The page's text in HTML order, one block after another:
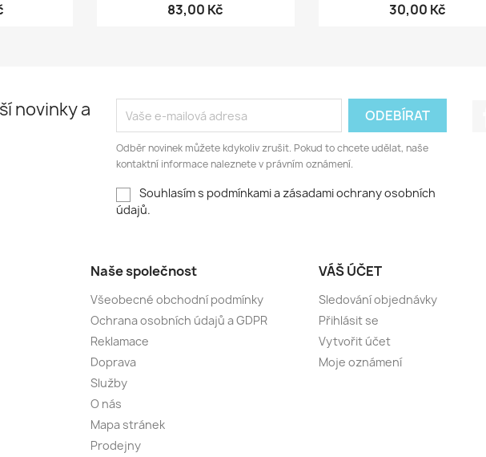
83,00 Kč 30,00 Kč
novinky a
Odběr novinek můžete kdykoliv zrušit. Pokud to chcete udělat, naše
kontaktní informace naleznete v právním oznámení.
Souhlasím s podmínkami a zásadami ochrany osobních
údajů.
Naše společnost
Všeobecné obchodní podmínky
Ochrana osobních údajů a GDPR
Reklamace
Doprava
Služby
O nás
Mapa stránek
Prodejny
VÁŠ ÚČET
Sledování objednávky
Přihlásit se
Vytvořit účet
Moje oznámení